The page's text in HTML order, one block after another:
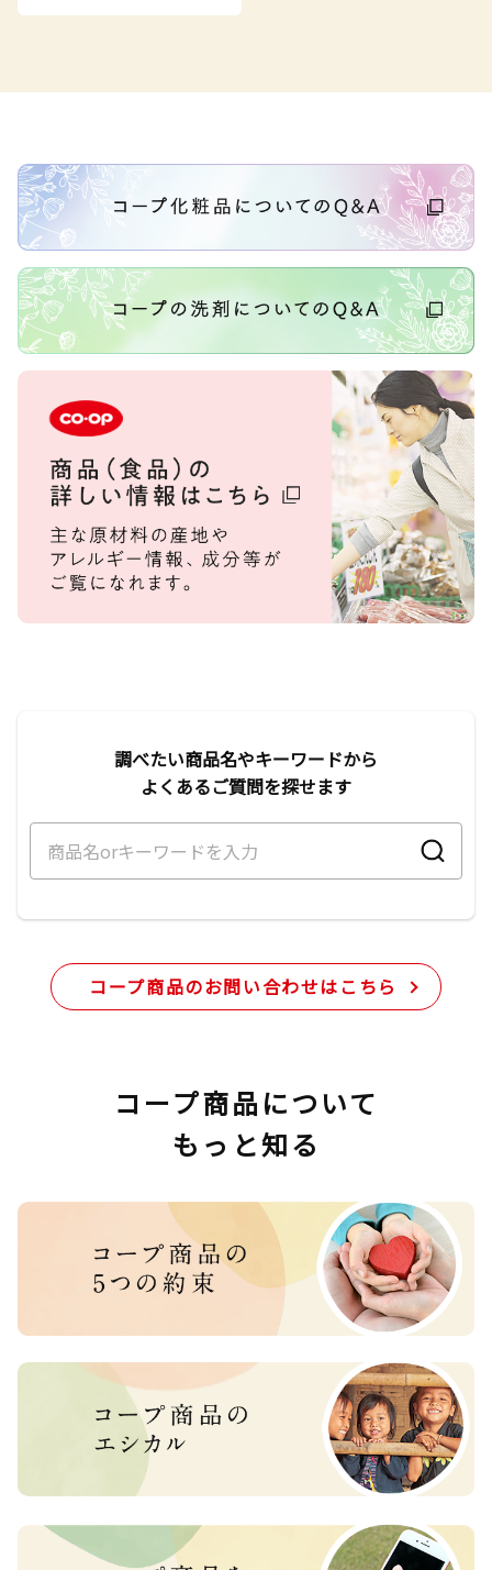
調べたい商品名やキーワードから
よくあるご質問を探せます
コープ商品のお問い合わせはこちら
コープ商品について
もっと知る